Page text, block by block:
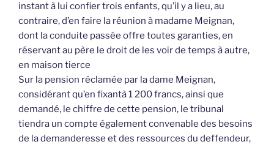
instant à lui confier trois enfants, qu’il y a lieu, au
contraire, d’en faire la réunion à madame Meignan,
dont la conduite passée offre toutes garanties, en
réservant au père le droit de les voir de temps à autre,
en maison tierce
Sur la pension réclamée par la dame Meignan,
considérant qu’en fixantà 1 200 francs, ainsi que
demandé, le chiffre de cette pension, le tribunal
tiendra un compte également convenable des besoins
de la demanderesse et des ressources du deffendeur,